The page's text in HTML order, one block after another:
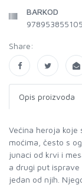
BARKOD
Share:
Opis proizvoda
Većina heroja koje
moćima, često s
junaci od krvi i
a drugi put isprave
jedan od njih.